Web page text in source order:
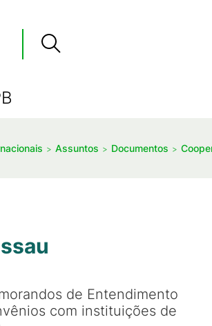
Assuntos Documentos
de Entendimento
com instituições de